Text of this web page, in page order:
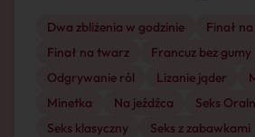
Dwa zbliżenia w godzinie
Finał
Finał na twarz
Francuz bez gumy
Odgrywanie ról
Lizanie jąder
Minetka
Na jeźdźca
Seks
Seks klasyczny
Seks z zabawkami